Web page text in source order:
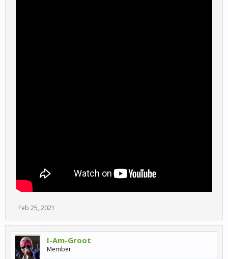
Feb 25, 2021
I-Am-Groot
Member